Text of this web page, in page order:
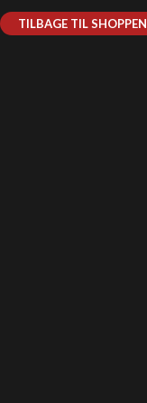
TILBAGE TIL SHOPPEN